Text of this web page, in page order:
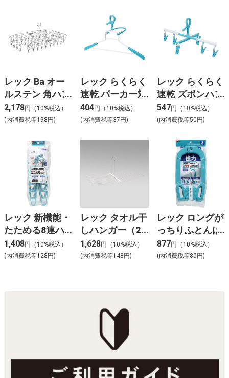
レック Ba オー
ルステン 角ハン
ガー 42ピンチ
W-437
2,178円（10%税込）
(内消費税等198円)
レック らくらく
速乾 パーカー対
応ハンガー W-
474
404円（10%税込）
(内消費税等37円)
レック らくらく
速乾 ズボンハン
ガー 伸縮タイプ
(2本組) W-477
547円（10%税込）
(内消費税等50円)
レック 新機能・
たためる8連ハ
ンガー W-267
1,408円（10%税込）
(内消費税等128円)
レック タオル干
しハンガー（20
枚用） W-271
1,628円（10%税込）
(内消費税等148円)
レック ロングが
っちりふとんば
さみ W-365
877円（10%税込）
(内消費税等80円)